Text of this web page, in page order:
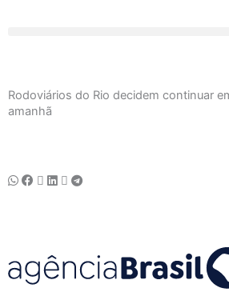
Rodoviários do Rio decidem continuar
amanhã